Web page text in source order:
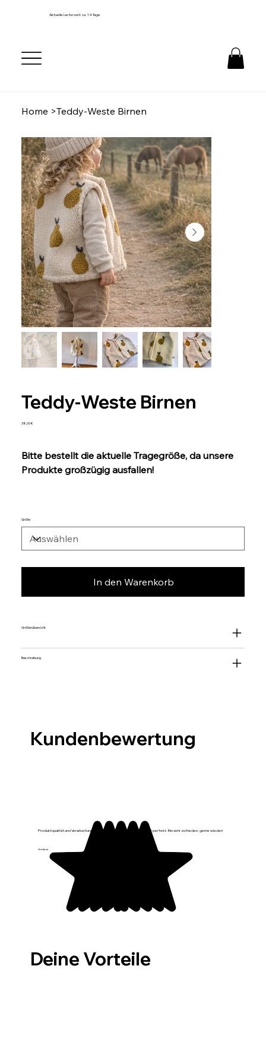
Aktuelle Lieferzeit ca. 14 Tage
Home >Teddy-Weste Birnen
Teddy-Weste Birnen
Preis
38,00 €
Bitte bestellt die aktuelle Tragegröße, da unsere
Produkte großzügig ausfallen!
Größe
In den Warenkorb
Größenübersicht
Beschreibung
Deine Vorteile
Kundenbewertung
Produktqualität und Verarbeitung sind top, sieht sehr schön aus, passt perfekt. Bin sehr zufrieden, gerne wieder!
Stefanie